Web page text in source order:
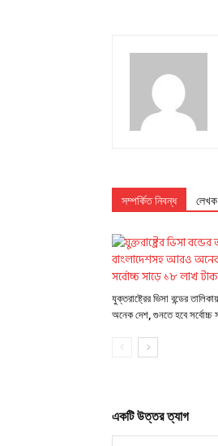
সম্পর্কিত নিবন্ধ
যুক্তরাষ্ট্রের ভিসা বন্ডের
অনেক দেশ, গুনতে হবে সর্বোচ্চ
একটি উত্তর ত্যাগ